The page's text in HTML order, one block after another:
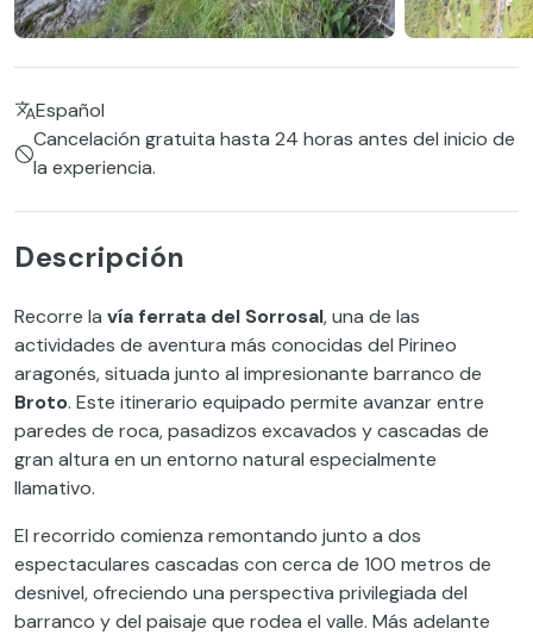
Español
Cancelación gratuita hasta 24 horas antes del inicio de
la experiencia.
Descripción
Recorre la vía ferrata del Sorrosal, una de las
actividades de aventura más conocidas del Pirineo
aragonés, situada junto al impresionante barranco de
Broto. Este itinerario equipado permite avanzar entre
paredes de roca, pasadizos excavados y cascadas de
gran altura en un entorno natural especialmente
llamativo.
El recorrido comienza remontando junto a dos
espectaculares cascadas con cerca de 100 metros de
desnivel, ofreciendo una perspectiva privilegiada del
barranco y del paisaje que rodea el valle. Más adelante